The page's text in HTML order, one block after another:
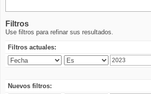
Filtros
Use filtros para refinar sus resultados.
Filtros actuales:
Nuevos filtros: